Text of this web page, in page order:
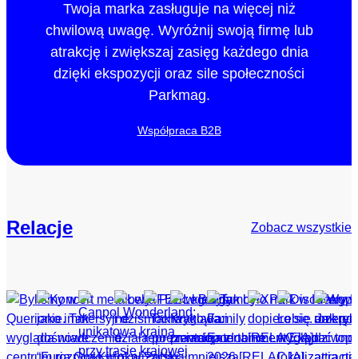
Twoja marka zasługuje na więcej niż
chwilową uwagę. Wyróżnij swoją firmę lub
atrakcję i zwiększaj zasięg każdego dnia
dzięki ekspozycji oraz sile społeczności
Parkmag.
Współpraca B2B
Relacje Zobacz wszystkie